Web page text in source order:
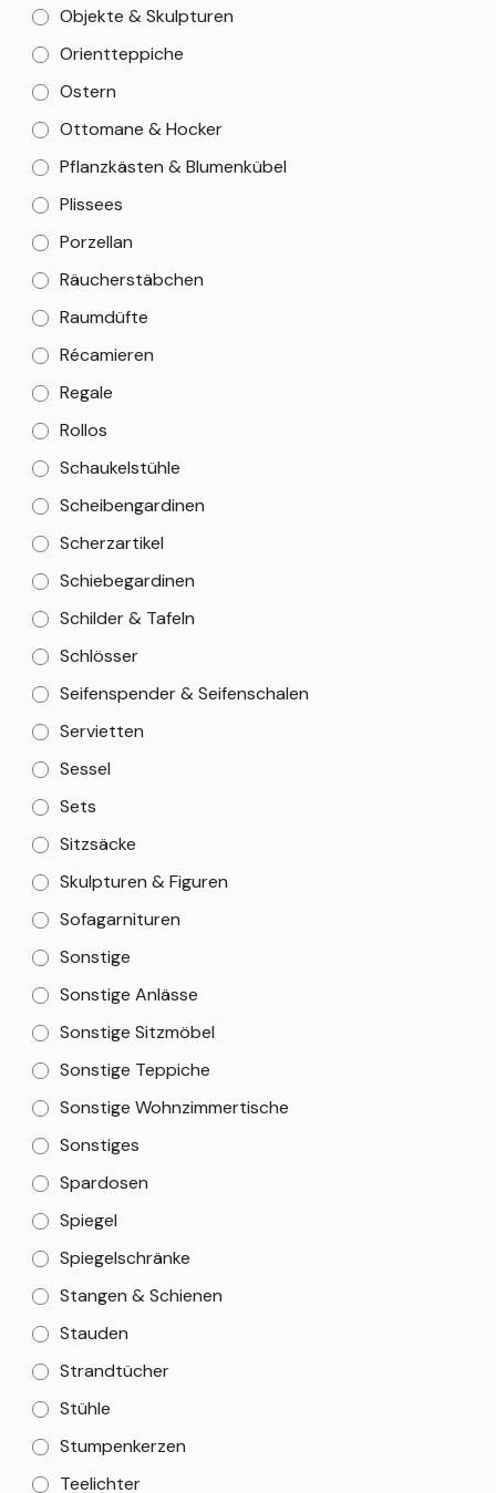
Objekte & Skulpturen
Orientteppiche
Ostern
Ottomane & Hocker
Pflanzkästen & Blumenkübel
Plissees
Porzellan
Räucherstäbchen
Raumdüfte
Récamieren
Regale
Rollos
Schaukelstühle
Scheibengardinen
Scherzartikel
Schiebegardinen
Schilder & Tafeln
Schlösser
Seifenspender & Seifenschalen
Servietten
Sessel
Sets
Sitzsäcke
Skulpturen & Figuren
Sofagarnituren
Sonstige
Sonstige Anlässe
Sonstige Sitzmöbel
Sonstige Teppiche
Sonstige Wohnzimmertische
Sonstiges
Spardosen
Spiegel
Spiegelschränke
Stangen & Schienen
Stauden
Strandtücher
Stühle
Stumpenkerzen
Teelichter